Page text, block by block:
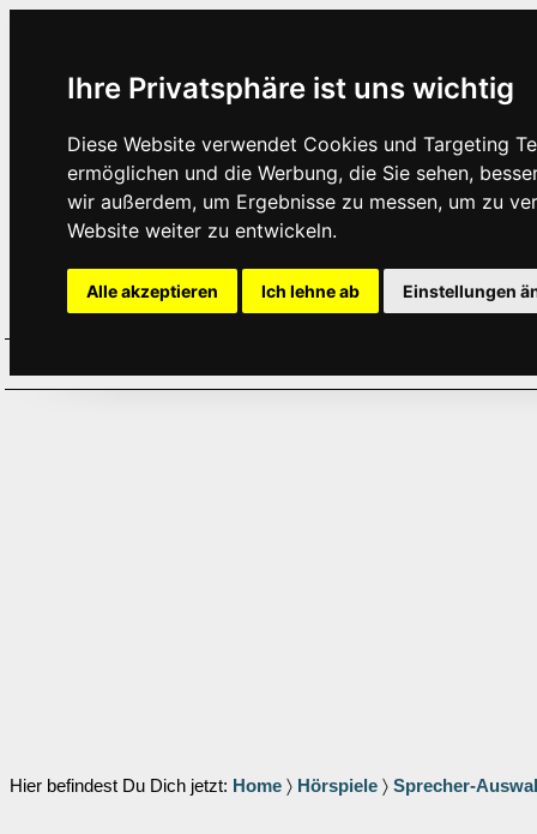
Ihre Privatsphäre ist uns wichtig
Diese Website verwendet Cookies und Targeting
ermöglichen und die Werbung, die Sie sehen,
wir außerdem, um Ergebnisse zu messen, um zu
Website weiter zu entwickeln.
Alle akzeptieren Ich lehne ab Einstellungen
Hier befindest Du Dich jetzt: Home 〉 Hörspiele 〉 Sprecher-